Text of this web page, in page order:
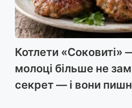
Котлети «Соковиті»
молоці більше не
секрет — і вони